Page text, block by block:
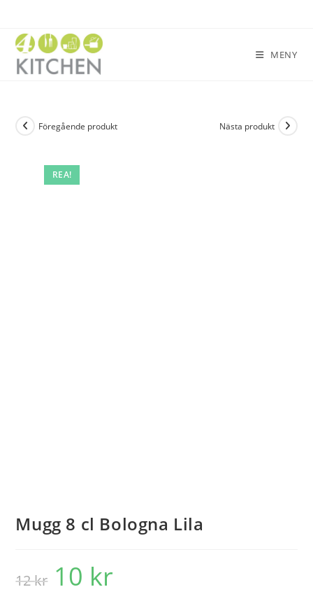
MENY
REA!
Föregående produkt Nästa produkt
Mugg 8 cl Bologna Lila
12kr 10 kr